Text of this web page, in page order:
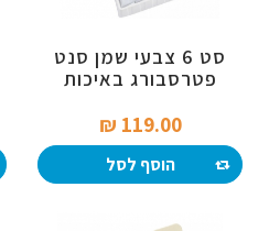
סט 6 צבעי שמן סנט
פטרסבורג באיכות
119.00 ₪‎
הוסף לסל